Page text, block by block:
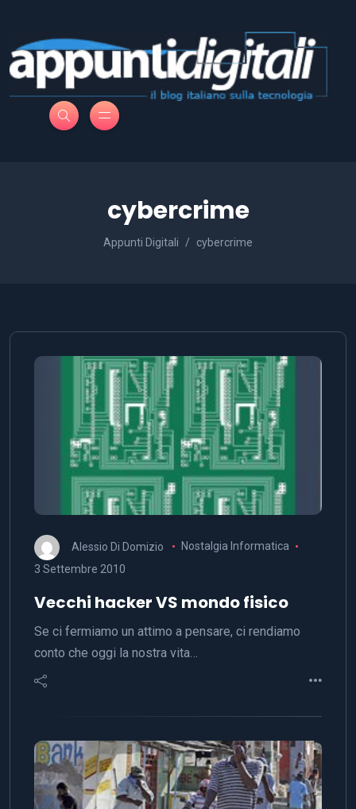
cybercrime
Appunti Digitali cybercrime
Alessio Di Domizio
Nostalgia Informatica
3 Settembre 2010
Vecchi hacker VS mondo fisico
Se ci fermiamo un attimo a pensare, ci rendiamo
conto che oggi la nostra vita…